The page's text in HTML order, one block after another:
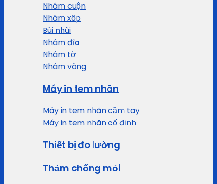
Nhám cuộn
Nhám xốp
Bùi nhùi
Nhám đĩa
Nhám tờ
Nhám vòng
Máy in tem nhãn
Máy in tem nhãn cầm tay
Máy in tem nhãn cố định
Thiết bị đo lường
Thảm chống mỏi